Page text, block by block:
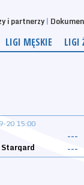
i partnerzy
LIGI MĘSKIE LIGI
20 15:00
---
Stargard
---